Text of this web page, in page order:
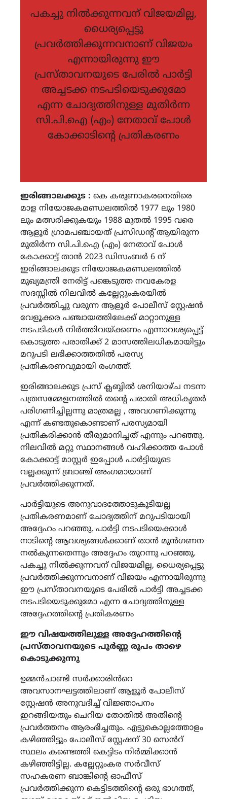
പകച്ചു നിൽക്കുന്നവന് വിജയമില്ല,
ധൈര്യപ്പെട്ടു
പ്രവർത്തിക്കുന്നവനാണ് വിജയം
എന്നായിരുന്നു ഈ
പ്രസ്താവനയുടെ പേരിൽ പാർട്ടി
അച്ചടക്ക നടപടിയെടുക്കുമോ
എന്ന ചോദ്യത്തിനുള്ള മുതിർന്ന
സി.പി.ഐ (എം) നേതാവ് പോൾ
കോക്കാടിന്റെ പ്രതികരണം
ഇരിങ്ങാലക്കുട : കെ കരുണാകരനെതിരെ
മാള നിയോജകമണ്ഡലത്തിൽ 1977 ലും 1980
ലും മത്സരിക്കുകയും 1988 മുതൽ 1995 വരെ
ആളൂർ ഗ്രാമപഞ്ചായത് പ്രസിഡന്റ് ആയിരുന്ന
മുതിർന്ന സി.പി.ഐ (എം) നേതാവ് പോൾ
കോക്കാട്ട് താൻ 2023 ഡിസംബർ 6 ന്
ഇരിങ്ങാലക്കുട നിയോജകമണ്ഡലത്തിൽ
മുഖ്യമന്ത്രി നേരിട്ട് പങ്കെടുത്ത നവകേരള
സദസ്സിൽ നിലവിൽ കല്ലേറ്റുംകരയിൽ
പ്രവർത്തിച്ചു വരുന്ന ആളൂർ പോലീസ് സ്റ്റേഷൻ
വേളൂക്കര പഞ്ചായത്തിലേക്ക് മാറ്റാനുള്ള
നടപടികൾ നിർത്തിവയ്ക്കണം എന്നാവശ്യപ്പെട്ട്
കൊടുത്ത പരാതിക്ക് 2 മാസത്തിലധികമായിട്ടും
മറുപടി ലഭിക്കാത്തതിൽ പരസ്യ
പ്രതികരണവുമായി രംഗത്ത്.
ഇരിങ്ങാലക്കുട പ്രസ് ക്ലബ്ബിൽ ശനിയാഴ്ച നടന്ന
പത്രസമ്മേളനത്തിൽ തന്റെ പരാതി അധികൃതർ
പരിഗണിച്ചില്ലന്നു മാത്രമല്ല , അവഗണിക്കുന്നു
എന്ന് കണ്ടതുകൊണ്ടാണ് പരസ്യമായി
പ്രതികരിക്കാൻ തീരുമാനിച്ചത് എന്നും പറഞ്ഞു.
നിലവിൽ മറ്റു സ്ഥാനങ്ങൾ വഹിക്കാത്ത പോൾ
കോക്കാട്ട് മാസ്റ്റർ ഇപ്പോൾ പാർട്ടിയുടെ
വല്ലക്കുന്ന് ബ്രാഞ്ച് അംഗമായാണ്
പ്രവർത്തിക്കുന്നത്.
പാർട്ടിയുടെ അനുവാദത്തോടുകൂടിയല്ല
പ്രതികരണമാണ് ചോദ്യത്തിന് മറുപടിയായി
അദ്ദേഹം പറഞ്ഞു. പാർട്ടി നടപടിയെക്കാൾ
നാടിന്റെ ആവശ്യങ്ങൾക്കാണ്‌ താൻ മുൻഗണന
നൽകുന്നതെന്നും അദ്ദേഹം തുറന്നു പറഞ്ഞു.
പകച്ചു നിൽക്കുന്നവന് വിജയമില്ല, ധൈര്യപ്പെട്ടു
പ്രവർത്തിക്കുന്നവനാണ് വിജയം എന്നായിരുന്നു
ഈ പ്രസ്താവനയുടെ പേരിൽ പാർട്ടി അച്ചടക്ക
നടപടിയെടുക്കുമോ എന്ന ചോദ്യത്തിനുള്ള
അദ്ദേഹത്തിന്റെ പ്രതികരണം
ഈ വിഷയത്തിലുള്ള അദ്ദേഹത്തിന്റെ
പ്രസ്താവനയുടെ പൂർണ്ണ രൂപം താഴെ
കൊടുക്കുന്നു
ഉമ്മൻചാണ്ടി സർക്കാരിൻറെ
അവസാനഘട്ടത്തിലാണ് ആളൂർ പോലീസ്
സ്റ്റേഷൻ അനുവദിച്ച് വിജ്ഞാപനം
ഇറങ്ങിയതും ചെറിയ തോതിൽ അതിന്റെ
പ്രവർത്തനം ആരംഭിച്ചതും. എട്ടുകൊല്ലത്തോളം
കഴിഞ്ഞിട്ടും പോലീസ് സ്റ്റേഷന് 30 സെൻറ്
സ്ഥലം കണ്ടെത്തി കെട്ടിടം നിർമ്മിക്കാൻ
കഴിഞ്ഞിട്ടില്ല. കല്ലേറ്റുംകര സർവീസ്
സഹകരണ ബാങ്കിൻ്റെ ഓഫീസ്
പ്രവർത്തിക്കുന്ന കെട്ടിടത്തിന്റെ ഒരു ഭാഗത്ത്,